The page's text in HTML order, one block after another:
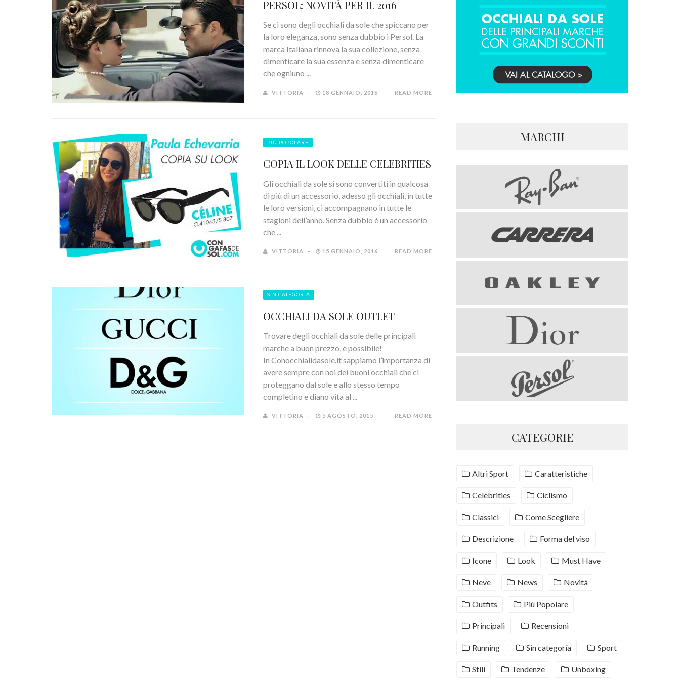
PERSOL: NOVITÀ PER IL 2016
Se ci sono degli occhiali da sole che spiccano per
la loro eleganza, sono senza dubbio i Persol. La
marca Italiana rinnova la sua collezione, senza
dimenticare la sua essenza e senza dimenticare
che ogniuno ...
VITTORIA 18 GENNAIO, 2016 READ MORE
PIÙ POPOLARE
COPIA IL LOOK DELLE CELEBRITIES
Gli occhiali da sole si sono convertiti in qualcosa
di più di un accessorio, adesso gli occhiali, in tutte
le loro versioni, ci accompagnano in tutte le
stagioni dell’anno. Senza dubbio è un accessorio
che ...
VITTORIA 15 GENNAIO, 2016 READ MORE
SIN CATEGORÍA
OCCHIALI DA SOLE OUTLET
Trovare degli occhiali da sole delle principali
marche a buon prezzo, è possibile!
In Conocchialidasole.it sappiamo l’importanza di
avere sempre con noi dei buoni occhiali che ci
proteggano dal sole e allo stesso tempo
completino e diano vita al ...
VITTORIA 5 AGOSTO, 2015 READ MORE
MARCHI
CATEGORIE
Altri Sport Caratteristiche
Celebrities Ciclismo
Classici Come Scegliere
Descrizione Forma del viso
Icone Look Must Have
Neve News Novitá
Outfits Più Popolare
Principali Recensioni
Running Sin categoría Sport
Stili Tendenze Unboxing